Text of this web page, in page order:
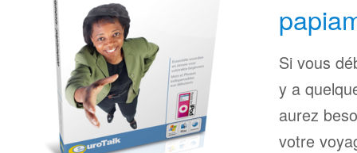
Si vous
y a
aurez
votre